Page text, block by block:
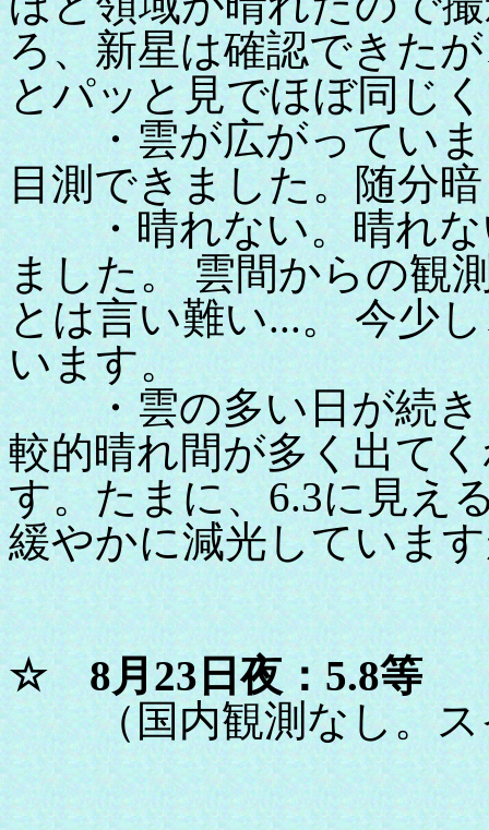
ろ、新星は確認できた
とパッと見でほぼ同じ
・雲が広がっていま
目測できました。随分
・晴れない。晴れな
ました。 雲間からの観
とは言い難い...。 今少
います。
・雲の多い日が続き
較的晴れ間が多く出て
す。たまに、6.3に見え
緩やかに減光していま
☆ 8月23日夜：5.8等
（国内観測なし。ス